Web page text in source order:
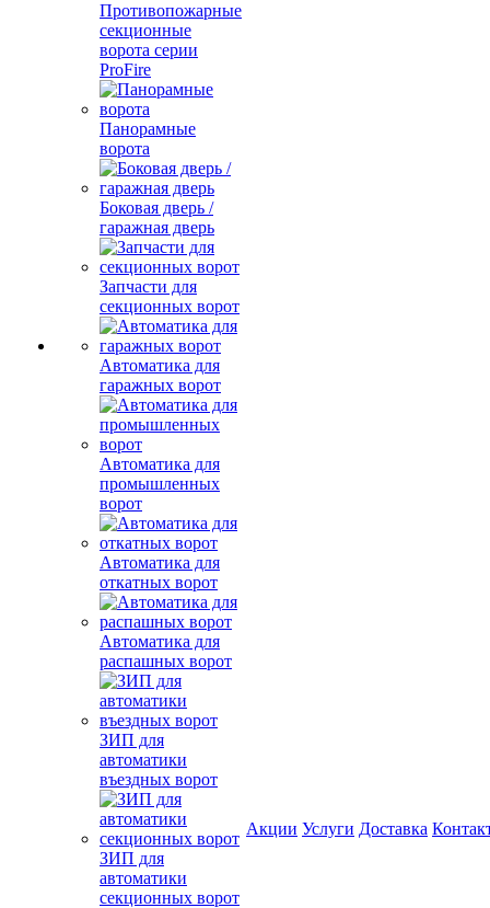
Противопожарные
секционные
ворота серии
ProFire
Панорамные
ворота
Боковая дверь /
гаражная дверь
Запчасти для
секционных ворот
Автоматика для
гаражных ворот
Автоматика для
промышленных
ворот
Автоматика для
откатных ворот
Автоматика для
распашных ворот
ЗИП для
автоматики
въездных ворот
ЗИП для
автоматики
секционных ворот
Акции Услуги Доставка